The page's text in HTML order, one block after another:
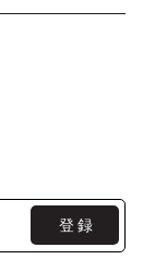
グについ
心で
登録